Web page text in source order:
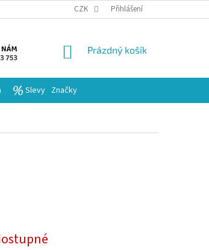
CZK Přihlášení
NÁKUPNÍ
Prázdný košík
Slevy Značky